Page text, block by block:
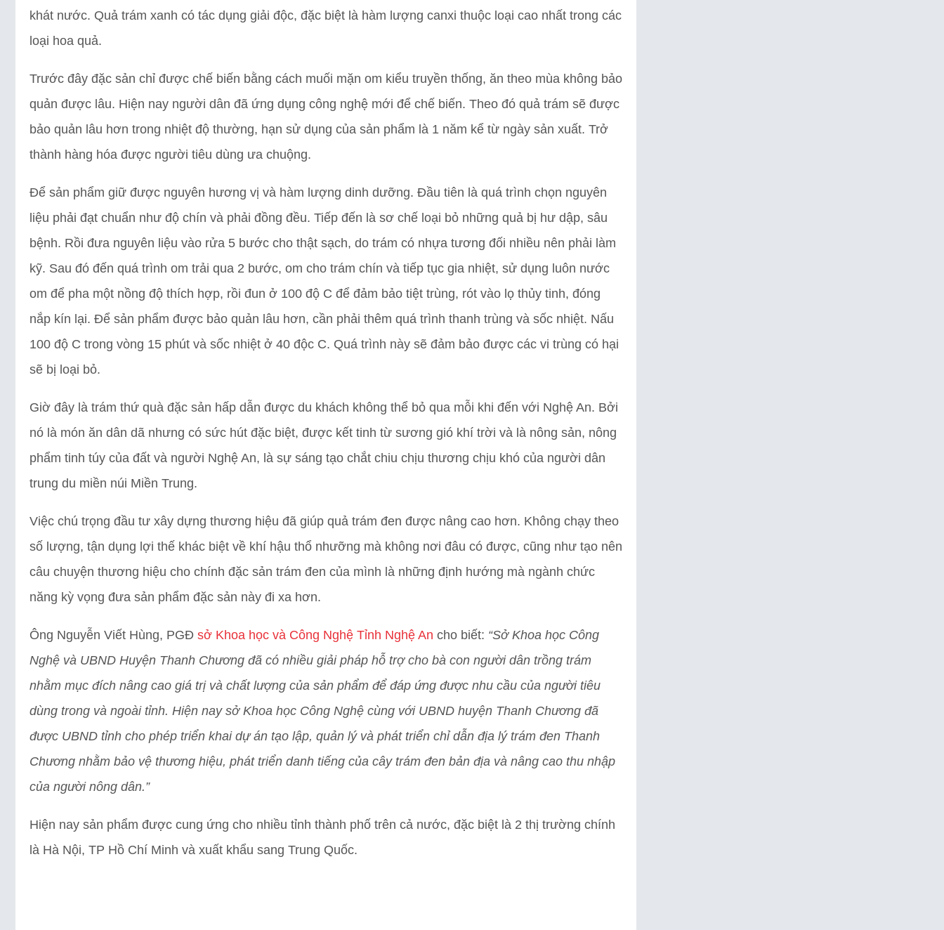
khát nước. Quả trám xanh có tác dụng giải độc, đặc biệt là hàm lượng canxi thuộc loại cao nhất trong các
loại hoa quả.
Trước đây đặc sản chỉ được chế biến bằng cách muối mặn om kiểu truyền thống, ăn theo mùa không bảo
quản được lâu. Hiện nay người dân đã ứng dụng công nghệ mới để chế biến. Theo đó quả trám sẽ được
bảo quản lâu hơn trong nhiệt độ thường, hạn sử dụng của sản phẩm là 1 năm kể từ ngày sản xuất. Trở
thành hàng hóa được người tiêu dùng ưa chuộng.
Để sản phẩm giữ được nguyên hương vị và hàm lượng dinh dưỡng. Đầu tiên là quá trình chọn nguyên
liệu phải đạt chuẩn như độ chín và phải đồng đều. Tiếp đến là sơ chế loại bỏ những quả bị hư dập, sâu
bệnh. Rồi đưa nguyên liệu vào rửa 5 bước cho thật sạch, do trám có nhựa tương đối nhiều nên phải làm
kỹ. Sau đó đến quá trình om trải qua 2 bước, om cho trám chín và tiếp tục gia nhiệt, sử dụng luôn nước
om để pha một nồng độ thích hợp, rồi đun ở 100 độ C để đảm bảo tiệt trùng, rót vào lọ thủy tinh, đóng
nắp kín lại. Để sản phẩm được bảo quản lâu hơn, cần phải thêm quá trình thanh trùng và sốc nhiệt. Nấu
100 độ C trong vòng 15 phút và sốc nhiệt ở 40 độc C. Quá trình này sẽ đảm bảo được các vi trùng có hại
sẽ bị loại bỏ.
Giờ đây là trám thứ quà đặc sản hấp dẫn được du khách không thể bỏ qua mỗi khi đến với Nghệ An. Bởi
nó là món ăn dân dã nhưng có sức hút đặc biệt, được kết tinh từ sương gió khí trời và là nông sản, nông
phẩm tinh túy của đất và người Nghệ An, là sự sáng tạo chắt chiu chịu thương chịu khó của người dân
trung du miền núi Miền Trung.
Việc chú trọng đầu tư xây dựng thương hiệu đã giúp quả trám đen được nâng cao hơn. Không chạy theo
số lượng, tận dụng lợi thế khác biệt về khí hậu thổ nhưỡng mà không nơi đâu có được, cũng như tạo nên
câu chuyện thương hiệu cho chính đặc sản trám đen của mình là những định hướng mà ngành chức
năng kỳ vọng đưa sản phẩm đặc sản này đi xa hơn.
Ông Nguyễn Viết Hùng, PGĐ sở Khoa học và Công Nghệ Tỉnh Nghệ An cho biết: “Sở Khoa học Công
Nghệ và UBND Huyện Thanh Chương đã có nhiều giải pháp hỗ trợ cho bà con người dân trồng trám
nhằm mục đích nâng cao giá trị và chất lượng của sản phẩm để đáp ứng được nhu cầu của người tiêu
dùng trong và ngoài tỉnh. Hiện nay sở Khoa học Công Nghệ cùng với UBND huyện Thanh Chương đã
được UBND tỉnh cho phép triển khai dự án tạo lập, quản lý và phát triển chỉ dẫn địa lý trám đen Thanh
Chương nhằm bảo vệ thương hiệu, phát triển danh tiếng của cây trám đen bản địa và nâng cao thu nhập
của người nông dân.”
Hiện nay sản phẩm được cung ứng cho nhiều tỉnh thành phố trên cả nước, đặc biệt là 2 thị trường chính
là Hà Nội, TP Hồ Chí Minh và xuất khẩu sang Trung Quốc.